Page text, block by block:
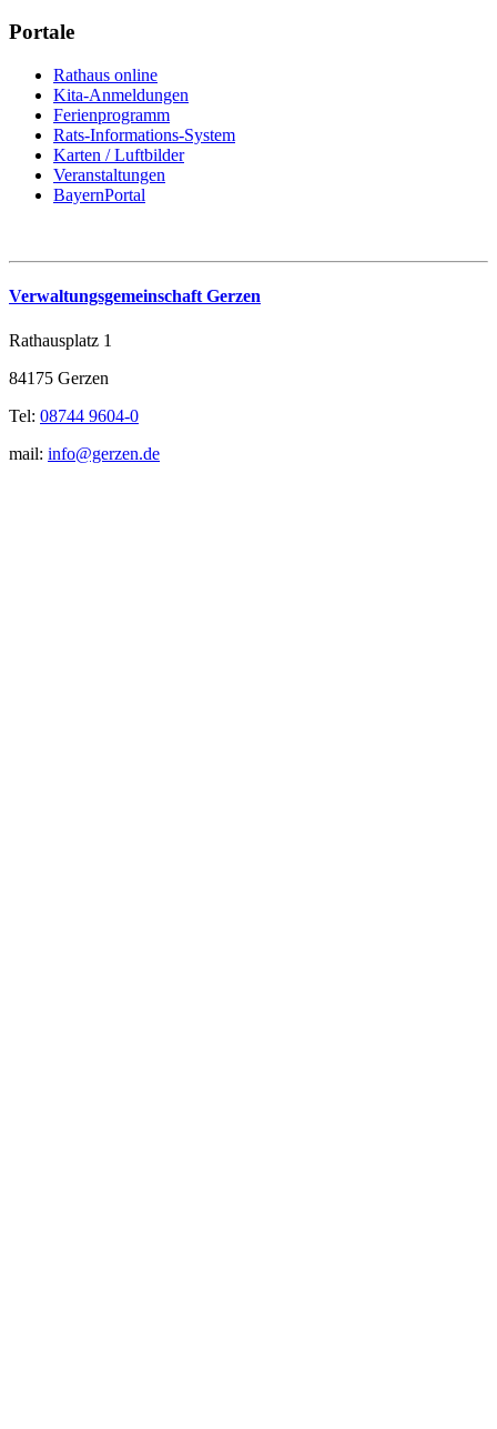
Portale
Rathaus online
Kita-Anmeldungen
Ferienprogramm
Rats-Informations-System
Karten / Luftbilder
Veranstaltungen
BayernPortal
Verwaltungsgemeinschaft Gerzen
Rathausplatz 1
84175 Gerzen
Tel: 08744 9604-0
mail: info@gerzen.de